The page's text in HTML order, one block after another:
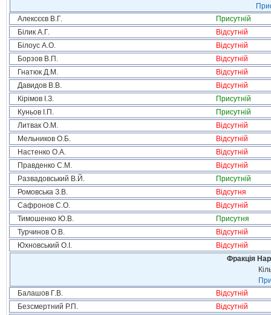
Алексєєв В.Г.
Присутній
Білик А.Г.
Відсутній
Білоус А.О.
Відсутній
Борзов В.П.
Відсутній
Гнатюк Д.М.
Відсутній
Давидов В.В.
Відсутній
Кірімов І.З.
Присутній
Куньов І.П.
Присутній
Литвак О.М.
Відсутній
Мельников О.Б.
Відсутній
Настенко О.А.
Відсутній
Правденко С.М.
Відсутній
Развадовський В.Й.
Присутній
Ромовська З.В.
Відсутня
Сафронов С.О.
Відсутній
Тимошенко Ю.В.
Присутня
Турчинов О.В.
Відсутній
Юхновський О.І.
Відсутній
Фракція
Балашов Г.В.
Відсутній
Безсмертний Р.П.
Відсутній